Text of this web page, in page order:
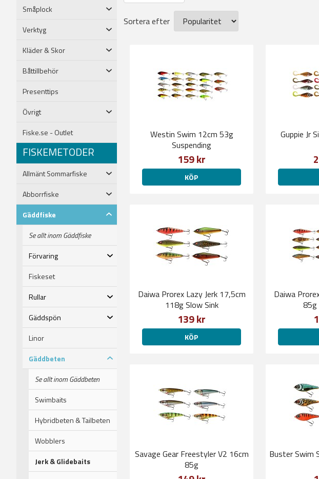
Småplock
Verktyg
Kläder & Skor
Båttillbehör
Presenttips
Övrigt
Fiske.se - Outlet
FISKEMETODER
Allmänt Sommarfiske
Abborrfiske
Gäddfiske
Se allt inom Gäddfiske
Förvaring
Fiskeset
Rullar
Gäddspön
Linor
Gäddbeten
Se allt inom Gäddbeten
Swimbaits
Hybridbeten & Tailbeten
Wobblers
Jerk & Glidebaits
Sortera efter
Westin Swim 12cm 53g
Suspending
159 kr
KÖP
Guppie Jr
Daiwa Prorex Lazy Jerk 17,5cm
118g Slow Sink
139 kr
KÖP
Daiwa
85g
Savage Gear Freestyler V2 16cm
85g
Buster Swim